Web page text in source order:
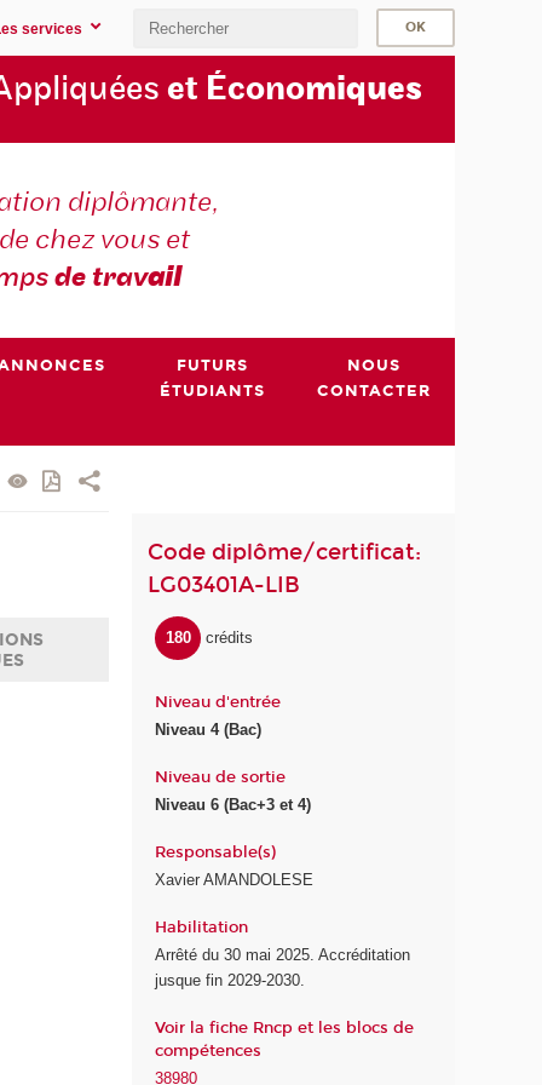
services
et Économiques
diplômante,
chez vous et
de travail
FUTURS
ÉTUDIANTS
NOUS
CONTACTER
Code diplôme/certificat:
LG03401A-LIB
180 crédits
Niveau d'entrée
Niveau 4 (Bac)
Niveau de sortie
Niveau 6 (Bac+3 et 4)
Responsable(s)
Xavier AMANDOLESE
Habilitation
Arrêté du 30 mai 2025. Accréditation
jusque fin 2029-2030.
Voir la fiche Rncp et les blocs de
compétences
38980